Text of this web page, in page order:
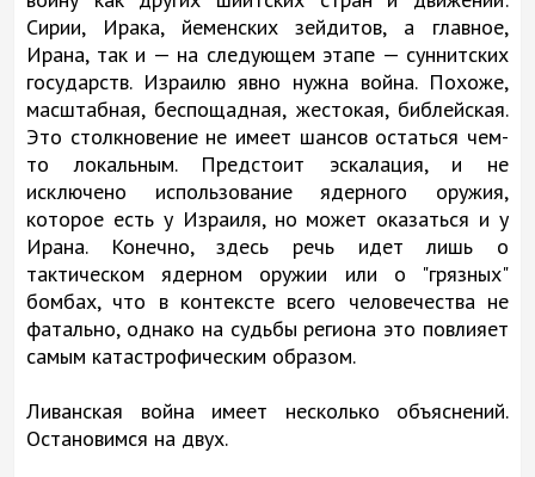
Сирии, Ирака, йеменских зейдитов, а главное,
Ирана, так и — на следующем этапе — суннитских
государств. Израилю явно нужна война. Похоже,
масштабная, беспощадная, жестокая, библейская.
Это столкновение не имеет шансов остаться чем-
то локальным. Предстоит эскалация, и не
исключено использование ядерного оружия,
которое есть у Израиля, но может оказаться и у
Ирана. Конечно, здесь речь идет лишь о
тактическом ядерном оружии или о "грязных"
бомбах, что в контексте всего человечества не
фатально, однако на судьбы региона это повлияет
самым катастрофическим образом.
Ливанская война имеет несколько объяснений.
Остановимся на двух.